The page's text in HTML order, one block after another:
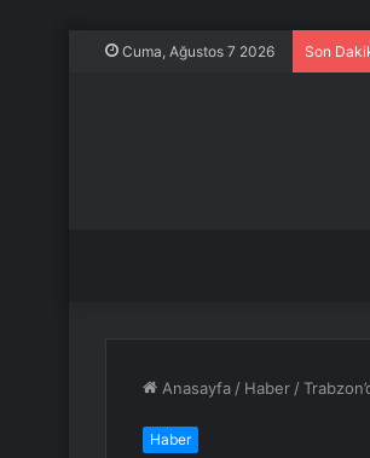
Cuma, Ağustos 7 2026 Son
Anasayfa / Haber /
Haber